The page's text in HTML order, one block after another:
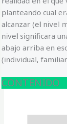
planteando cual
alcanzar (el nivel
nivel significara
abajo arriba en
(individual,
CONTENIDO